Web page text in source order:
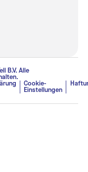
B.V. Alle
Cookie-
Einstellungen